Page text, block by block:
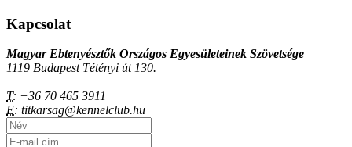
Kapcsolat
Magyar Ebtenyésztők Országos Egyesületeinek Szövetsége
1119 Budapest Tétényi út 130.
T: +36 70 465 3911
E: titkarsag@kennelclub.hu